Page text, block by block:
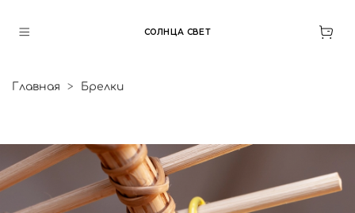
СОЛНЦА СВЕТ
Главная Брелки